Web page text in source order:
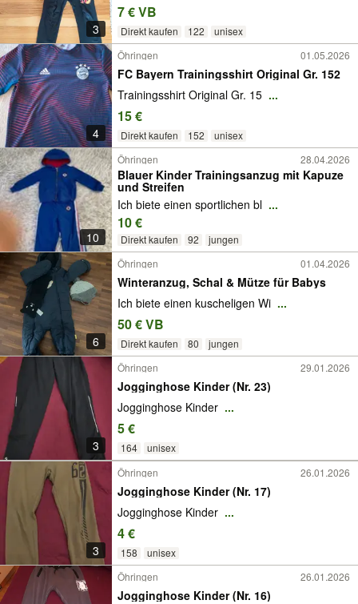
3
7 € VB
Direkt kaufen 122 unisex
4
Öhringen 01.05.2026
FC Bayern Trainingsshirt Original Gr. 152
Trainingsshirt Original Gr. 15 ...
15 €
Direkt kaufen 152 unisex
10
Öhringen 28.04.2026
Blauer Kinder Trainingsanzug mit Kapuze
und Streifen
Ich biete einen sportlichen bl ...
10 €
Direkt kaufen 92 jungen
6
Öhringen 01.04.2026
Winteranzug, Schal & Mütze für Babys
Ich biete einen kuscheligen Wi ...
50 € VB
Direkt kaufen 80 jungen
3
Öhringen 29.01.2026
Jogginghose Kinder (Nr. 23)
Jogginghose Kinder ...
5 €
164 unisex
3
Öhringen 26.01.2026
Jogginghose Kinder (Nr. 17)
Jogginghose Kinder ...
4 €
158 unisex
Öhringen 26.01.2026
Jogginghose Kinder (Nr. 16)